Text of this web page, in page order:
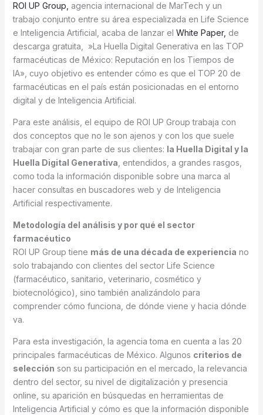
ROI UP Group, agencia internacional de MarTech y un
trabajo conjunto entre su área especializada en Life Science
e Inteligencia Artificial, acaba de lanzar el White Paper, de
descarga gratuita, »La Huella Digital Generativa en las TOP
farmacéuticas de México: Reputación en los Tiempos de
IA», cuyo objetivo es entender cómo es que el TOP 20 de
farmacéuticas en el país están posicionadas en el entorno
digital y de Inteligencia Artificial.
Para este análisis, el equipo de ROI UP Group trabaja con
dos conceptos que no le son ajenos y con los que suele
trabajar con gran parte de sus clientes: la Huella Digital y la
Huella Digital Generativa , entendidos, a grandes rasgos,
como toda la información disponible sobre una marca al
hacer consultas en buscadores web y de Inteligencia
Artificial respectivamente.
Metodología del análisis y por qué el sector
farmacéutico
ROI UP Group tiene más de una década de experiencia no
solo trabajando con clientes del sector Life Science
(farmacéutico, sanitario, veterinario, cosmético y
biotecnológico), sino también analizándolo para
comprender cómo funciona, de dónde viene y hacia dónde
va.
Para esta investigación, la agencia toma en cuenta a las 20
principales farmacéuticas de México. Algunos criterios de
selección son su participación en el mercado, la relevancia
dentro del sector, su nivel de digitalización y presencia
online, su aparición en búsquedas en herramientas de
Inteligencia Artificial y cómo es que la información disponible